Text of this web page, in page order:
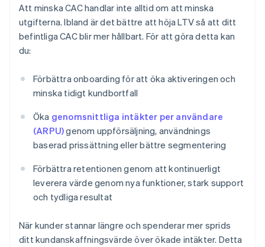
Att minska CAC handlar inte alltid om att minska
utgifterna. Ibland är det bättre att höja LTV så att ditt
befintliga CAC blir mer hållbart. För att göra detta kan
du:
Förbättra onboarding för att öka aktiveringen och
minska tidigt kundbortfall
Öka genomsnittliga intäkter per användare
(ARPU)genom uppförsäljning, användnings
baserad prissättning eller bättre segmentering
Förbättra retentionen genom att kontinuerligt
leverera värde genom nya funktioner, stark support
och tydliga resultat
När kunder stannar längre och spenderar mer sprids
ditt kundanskaffningsvärde över ökade intäkter. Detta